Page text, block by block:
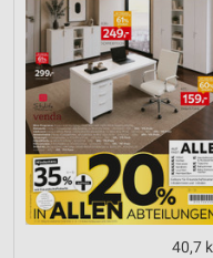
40,7